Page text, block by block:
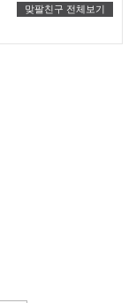
맞팔친구 전체보기